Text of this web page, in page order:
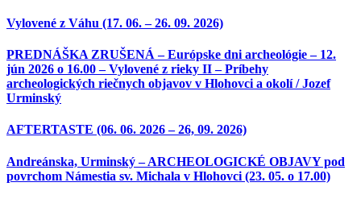
Vylovené z Váhu (17. 06. – 26. 09. 2026)
PREDNÁŠKA ZRUŠENÁ – Európske dni archeológie – 12.
jún 2026 o 16.00 – Vylovené z rieky II – Príbehy
archeologických riečnych objavov v Hlohovci a okolí / Jozef
Urminský
AFTERTASTE (06. 06. 2026 – 26, 09. 2026)
Andreánska, Urminský – ARCHEOLOGICKÉ OBJAVY pod
povrchom Námestia sv. Michala v Hlohovci (23. 05. o 17.00)